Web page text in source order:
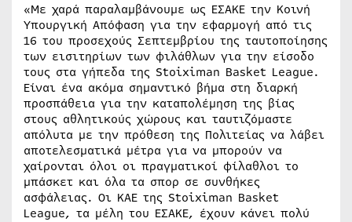
«Με χαρά παραλαμβάνουμε ως ΕΣΑΚΕ την Κοινή
Υπουργική Απόφαση για την εφαρμογή από τις
16 του προσεχούς Σεπτεμβρίου της ταυτοποίησης
των εισιτηρίων των φιλάθλων για την είσοδο
τους στα γήπεδα της Stoiximan Basket League.
Είναι ένα ακόμα σημαντικό βήμα στη διαρκή
προσπάθεια για την καταπολέμηση της βίας
στους αθλητικούς χώρους και ταυτιζόμαστε
απόλυτα με την πρόθεση της Πολιτείας να λάβει
αποτελεσματικά μέτρα για να μπορούν να
χαίρονται όλοι οι πραγματικοί φίλαθλοι το
μπάσκετ και όλα τα σπορ σε συνθήκες
ασφάλειας. Οι ΚΑΕ της Stoiximan Basket
League, τα μέλη του ΕΣΑΚΕ, έχουν κάνει πολύ